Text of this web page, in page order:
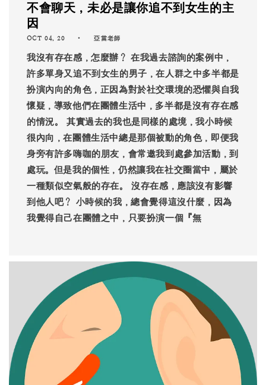
不會聊天，未必是讓你追不到女生的主
因
OCT 04, 20 亞當老師
我沒有存在感，怎麼辦？ 在我過去諮詢的案例中，
許多單身又追不到女生的男子，在人群之中多半都是
扮演內向的角色，正因為對於社交環境的恐懼與自我
懷疑，導致他們在團體生活中，多半都是沒有存在感
的情況。 其實過去的我也是同樣的處境，我小時候
很內向，在團體生活中總是那個被動的角色，即便我
身旁有許多嗨咖的朋友，會常邀我到處參加活動，到
處玩。但是我的個性，仍然讓我在社交圈當中，屬於
一種類似空氣般的存在。 沒存在感，應該沒有影響
到他人吧？ 小時候的我，總會覺得這沒什麼，因為
我覺得自己在團體之中，只要扮演一個『無